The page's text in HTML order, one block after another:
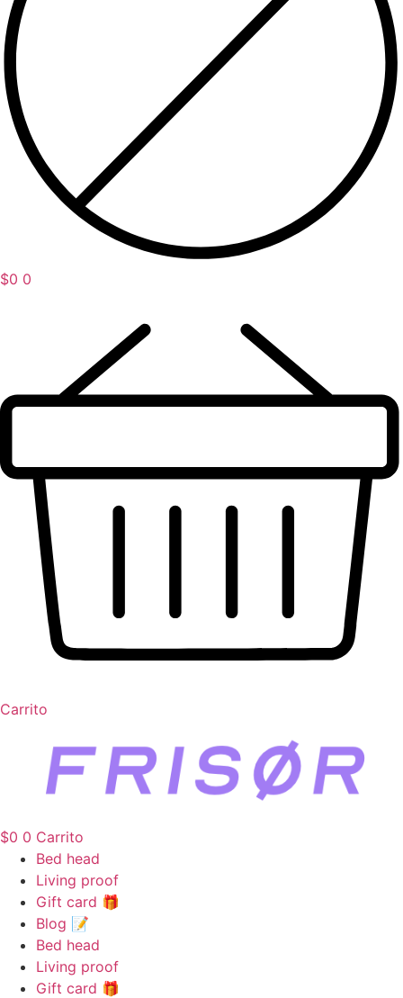
$0 0
Carrito
$0 0 Carrito
Bed head
Living proof
Gift card 🎁
Blog 📝
Bed head
Living proof
Gift card 🎁